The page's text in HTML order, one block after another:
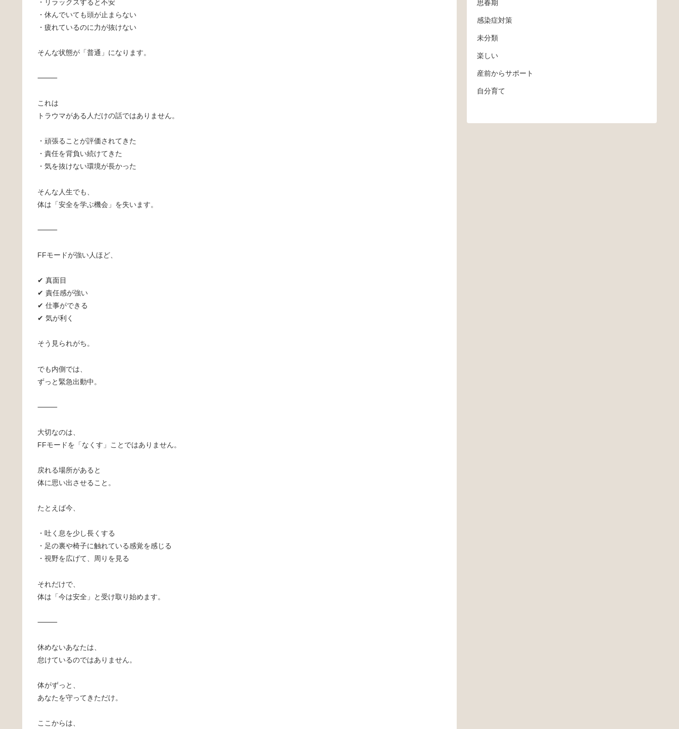
・リラックスすると不安
・休んでいても頭が止まらない
・疲れているのに力が抜けない
そんな状態が「普通」になります。
⸻
これは
トラウマがある人だけの話ではありません。
・頑張ることが評価されてきた
・責任を背負い続けてきた
・気を抜けない環境が長かった
そんな人生でも、
体は「安全を学ぶ機会」を失います。
⸻
FFモードが強い人ほど、
✔ 真面目
✔ 責任感が強い
✔ 仕事ができる
✔ 気が利く
そう見られがち。
でも内側では、
ずっと緊急出動中。
⸻
大切なのは、
FFモードを「なくす」ことではありません。
戻れる場所があると
体に思い出させること。
たとえば今、
・吐く息を少し長くする
・足の裏や椅子に触れている感覚を感じる
・視野を広げて、周りを見る
それだけで、
体は「今は安全」と受け取り始めます。
⸻
休めないあなたは、
怠けているのではありません。
体がずっと、
あなたを守ってきただけ。
ここからは、
思春期
感染症対策
未分類
楽しい
産前からサポート
自分育て